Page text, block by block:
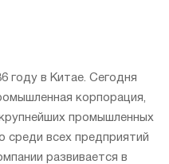
году в Китае. Сегодня
корпорация,
промышленных
среди всех предприятий
развивается в